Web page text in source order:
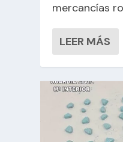
mercancías
LEER MÁS